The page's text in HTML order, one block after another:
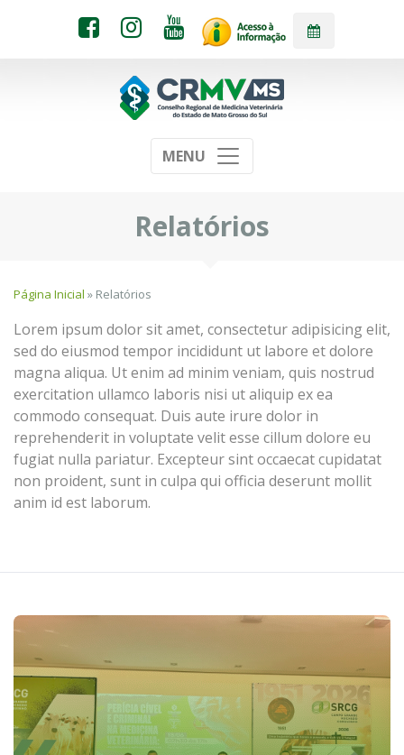
MENU
Relatórios
Página Inicial » Relatórios
Lorem ipsum dolor sit amet, consectetur adipisicing elit,
sed do eiusmod tempor incididunt ut labore et dolore
magna aliqua. Ut enim ad minim veniam, quis nostrud
exercitation ullamco laboris nisi ut aliquip ex ea
commodo consequat. Duis aute irure dolor in
reprehenderit in voluptate velit esse cillum dolore eu
fugiat nulla pariatur. Excepteur sint occaecat cupidatat
non proident, sunt in culpa qui officia deserunt mollit
anim id est laborum.